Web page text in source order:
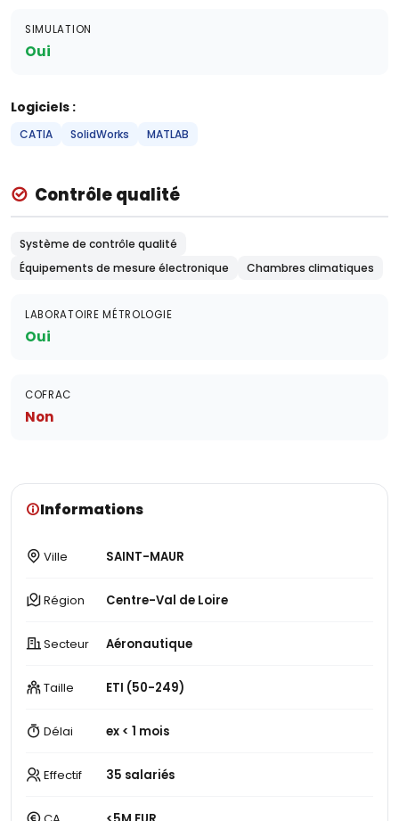
SIMULATION
Oui
Logiciels :
CATIA SolidWorks MATLAB
Contrôle qualité
Système de contrôle qualité
Équipements de mesure électronique
Chambres climatiques
LABORATOIRE MÉTROLOGIE
Oui
COFRAC
Non
Informations
Ville SAINT-MAUR
Région Centre-Val de Loire
Secteur Aéronautique
Taille ETI (50-249)
Délai ex < 1 mois
Effectif 35 salariés